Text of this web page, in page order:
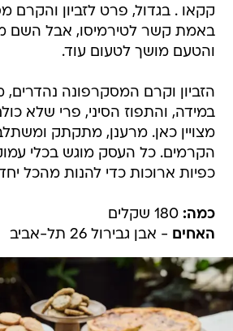
קקאו . בגדול, פרט לזביון והקרם
באמת קשר לטירמיסו, אבל השם
והטעם מושך לטעום עוד.
הזביון וקרם המסקרפונה נהדרים,
במידה, והתפוז הסיני, פרי שלא
מצויין כאן. מרענן, מתקתק
הקרמים. כל העסק מוגש בכלי
כפיות ארוכות כדי להנות מהכל
כמה: 180 שקלים
האחים - אבן גבירול 26 תל-אביב